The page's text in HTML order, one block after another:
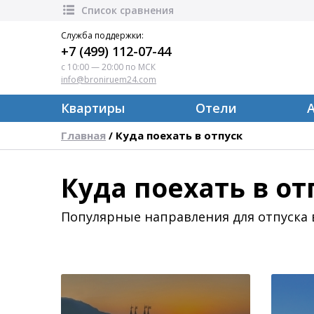
Список сравнения
Служба поддержки:
+7 (499) 112-07-44
с 10:00 — 20:00 по МСК
info@broniruem24.com
Квартиры Отели
Главная / Куда поехать в отпуск
Куда поехать в
Популярные направления для отпуска